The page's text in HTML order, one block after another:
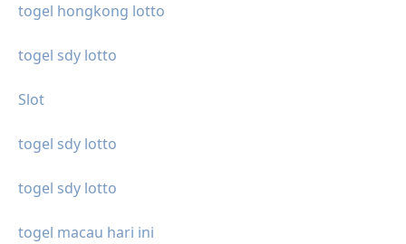
togel hongkong lotto
togel sdy lotto
Slot
togel sdy lotto
togel sdy lotto
togel macau hari ini